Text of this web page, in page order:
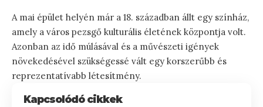
A mai épület helyén már a 18. században állt egy színház,
amely a város pezsgő kulturális életének központja volt.
Azonban az idő múlásával és a művészeti igények
növekedésével szükségessé vált egy korszerűbb és
reprezentatívabb létesítmény.
Kapcsolódó cikkek